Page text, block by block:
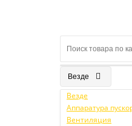
Везде
Везде
Аппаратура
Вентиляция